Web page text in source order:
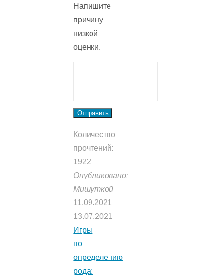
Напишите
причину
низкой
оценки.
Отправить
Количество
прочтений:
1922
Опубликовано:
Мишуткой
11.09.2021
13.07.2021
Игры
по
определению
рода: